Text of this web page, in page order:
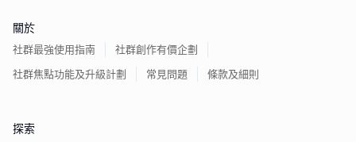
關於
社群最強使用指南
社群創作有價企劃
社群焦點功能及升級計劃
常見問題 條款及細則
探索